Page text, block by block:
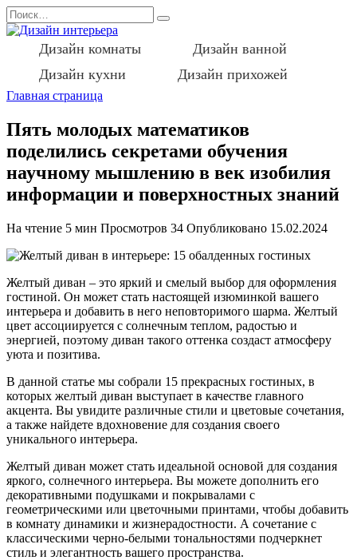
Перейти
к
содержанию
Search
for:
Дизайн комнаты
Дизайн ванной
Дизайн кухни
Дизайн прихожей
Главная страница
Пять молодых математиков
поделились секретами обучения
научному мышлению в век изобилия
информации и поверхностных знаний
На чтение 5 мин Просмотров 34 Опубликовано 15.02.2024
Желтый диван – это яркий и смелый выбор для оформления
гостиной. Он может стать настоящей изюминкой вашего
интерьера и добавить в него неповторимого шарма. Желтый
цвет ассоциируется с солнечным теплом, радостью и
энергией, поэтому диван такого оттенка создаст атмосферу
уюта и позитива.
В данной статье мы собрали 15 прекрасных гостиных, в
которых желтый диван выступает в качестве главного
акцента. Вы увидите различные стили и цветовые сочетания,
а также найдете вдохновение для создания своего
уникального интерьера.
Желтый диван может стать идеальной основой для создания
яркого, солнечного интерьера. Вы можете дополнить его
декоративными подушками и покрывалами с
геометрическими или цветочными принтами, чтобы добавить
в комнату динамики и жизнерадостности. А сочетание с
классическими черно-белыми тональностями подчеркнет
стиль и элегантность вашего пространства.